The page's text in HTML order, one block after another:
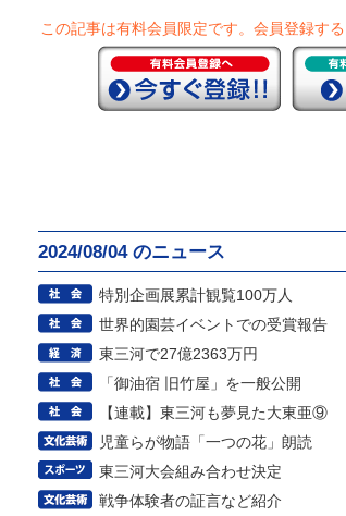
この記事は有料会員限定です。 会員登録す
2024/08/04 のニュース
特別企画展累計観覧100万人
世界的園芸イベントでの受賞報告
東三河で27億2363万円
「御油宿 旧竹屋」を一般公開
【連載】東三河も夢見た大東亜⑨
児童らが物語「一つの花」朗読
東三河大会組み合わせ決定
戦争体験者の証言など紹介